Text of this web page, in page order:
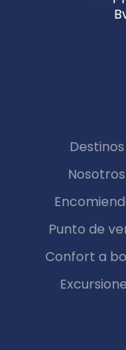
Destinos
Nosotros
Punto de
Confort a